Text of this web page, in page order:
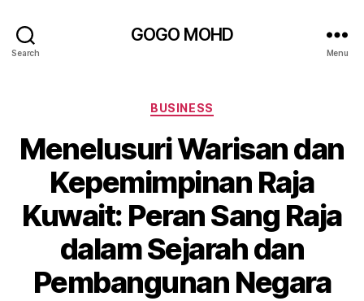
Search
GOGO MOHD
Menu
Categories
BUSINESS
Menelusuri Warisan dan
Kepemimpinan Raja
Kuwait: Peran Sang Raja
dalam Sejarah dan
Pembangunan Negara